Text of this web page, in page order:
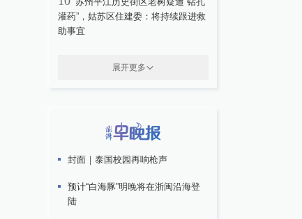
灌药”，姑苏区住建委：将持续跟进救
助事宜
展开更多
封面｜泰国校园再响枪声
预计“白海豚”明晚将在浙闽沿海登
陆